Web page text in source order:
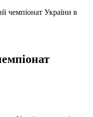
чемпіонат України в